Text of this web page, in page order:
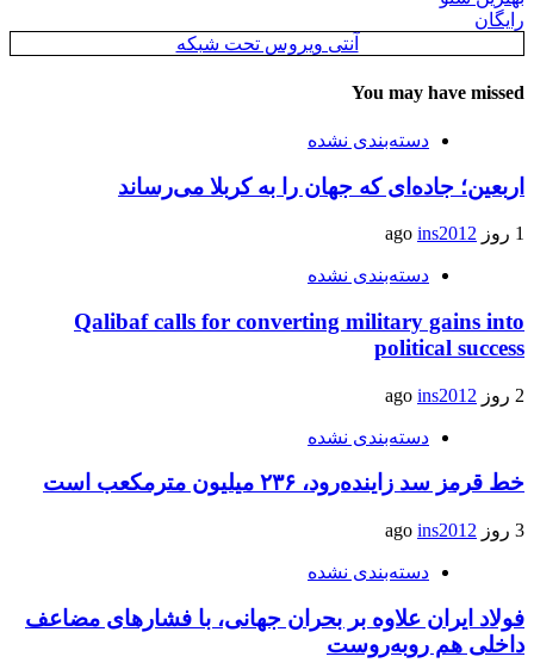
رایگان
آنتی ویروس تحت شبکه
You may have missed
دسته‌بندی نشده
اربعین؛ جاده‌ای که جهان را به کربلا می‌رساند
1 روز ago ins2012
دسته‌بندی نشده
Qalibaf calls for converting military gains into
political success
2 روز ago ins2012
دسته‌بندی نشده
خط قرمز سد زاینده‌رود، ۲۳۶ میلیون مترمکعب است
3 روز ago ins2012
دسته‌بندی نشده
فولاد ایران علاوه بر بحران جهانی، با فشارهای مضاعف
داخلی هم روبه‌روست